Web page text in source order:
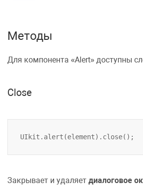
Методы
Для компонента «Alert» доступны
Close
Закрывает и удаляет диалоговое